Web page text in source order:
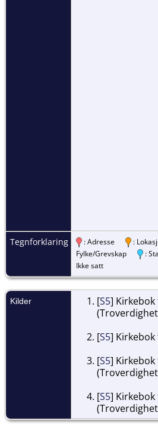
Tegnforklaring : Adresse :
Fylke/Grevskap
:
Ikke satt
Kilder [S5] Kirkebok
[S5] Kirkebok
[S5] Kirkebok
[S5] Kirkebok